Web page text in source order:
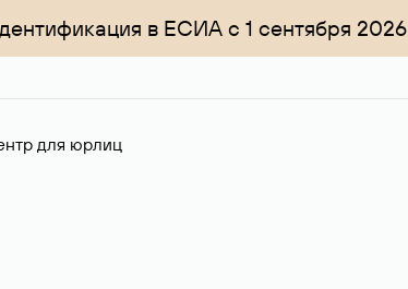
в ЕСИА с 1 сентября 2026
для юрлиц